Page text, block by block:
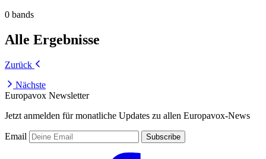
0 bands
Alle Ergebnisse
Zurück
Nächste
Europavox Newsletter
Jetzt anmelden für monatliche Updates zu allen Europavox-News
Email Subscribe